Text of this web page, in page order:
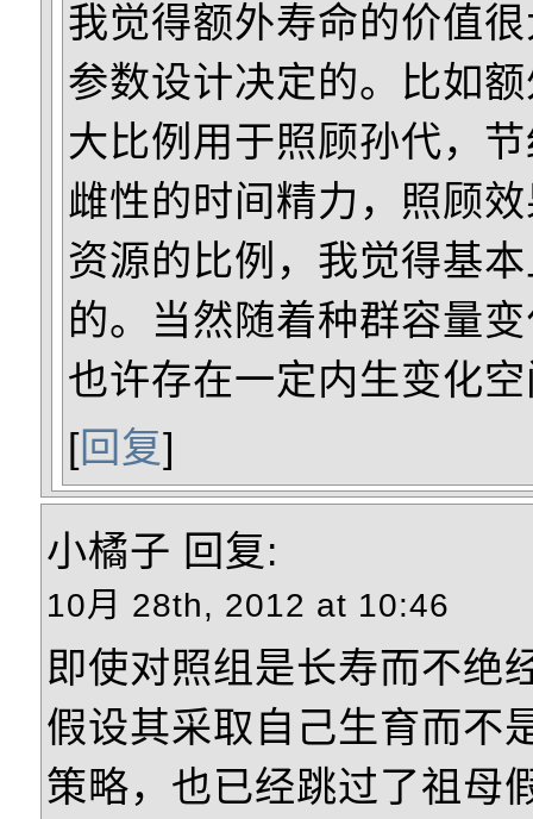
我觉得额外寿命的价值
参数设计决定的。比如
大比例用于照顾孙代，
雌性的时间精力，照顾
资源的比例，我觉得基
的。当然随着种群容量
也许存在一定内生变化
[回复]
小橘子 回复:
10月 28th, 2012 at 10:46
即使对照组是长寿而不绝
假设其采取自己生育而不
策略，也已经跳过了祖母